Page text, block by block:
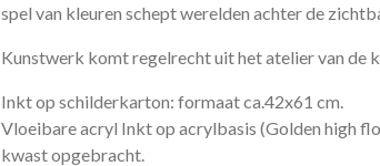
spel van kleuren schept werelden achter de
Kunstwerk komt regelrecht uit het atelier van de
Inkt op schilderkarton: formaat ca.42x61 cm.
Vloeibare acryl Inkt op acrylbasis (Golden high
kwast opgebracht.